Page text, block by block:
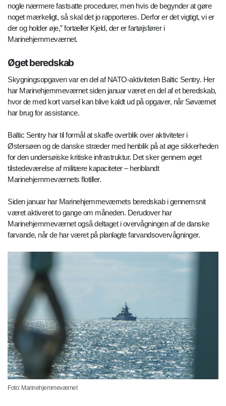
nogle nærmere fastsatte procedurer, men hvis de begynder at gøre
noget mærkeligt, så skal det jo rapporteres. Derfor er det vigtigt, vi er
der og holder øje,” fortæller Kjeld, der er fartøjsfører i
Marinehjemmeværnet.
Øget beredskab
Skygningsopgaven var en del af NATO-aktiviteten Baltic Sentry. Her
har Marinehjemmeværnet siden januar været en del af et beredskab,
hvor de med kort varsel kan blive kaldt ud på opgaver, når Søværnet
har brug for assistance.
Baltic Sentry har til formål at skaffe overblik over aktiviteter i
Østersøen og de danske stræder med henblik på at øge sikkerheden
for den undersøiske kritiske infrastruktur. Det sker gennem øget
tilstedeværelse af militære kapaciteter – heriblandt
Marinehjemmeværnets flotiller.
Siden januar har Marinehjemmeværnets beredskab i gennemsnit
været aktiveret to gange om måneden. Derudover har
Marinehjemmeværnet også deltaget i overvågningen af de danske
farvande, når de har været på planlagte farvandsovervågninger.
Foto: Marinehjemmeværnet